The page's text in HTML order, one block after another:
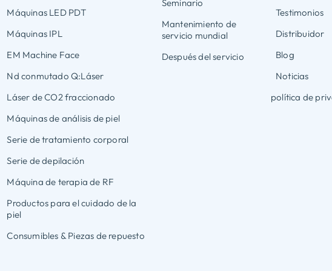
Máquinas LED PDT
Máquinas IPL
EM Machine Face
Nd conmutado Q:Láser
Láser de CO2 fraccionado
Máquinas de análisis de piel
Serie de tratamiento corporal
Serie de depilación
Máquina de terapia de RF
Productos para el cuidado de la
piel
Consumibles & Piezas de repuesto
Seminario
Mantenimiento de
servicio mundial
Después del servicio
Testimonios
Distribuidor
Blog
Noticias
política de